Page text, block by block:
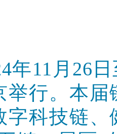
年11月26
举行。本
字科技链